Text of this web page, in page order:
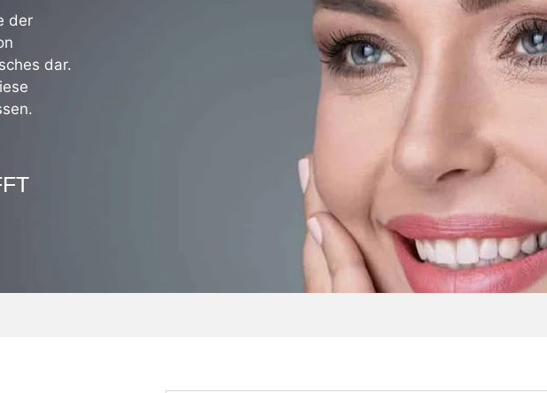
der
dar.